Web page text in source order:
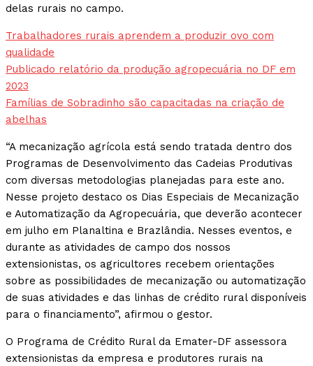
delas rurais no campo.
Trabalhadores rurais aprendem a produzir ovo com
qualidade
Publicado relatório da produção agropecuária no DF em
2023
Famílias de Sobradinho são capacitadas na criação de
abelhas
“A mecanização agrícola está sendo tratada dentro dos
Programas de Desenvolvimento das Cadeias Produtivas
com diversas metodologias planejadas para este ano.
Nesse projeto destaco os Dias Especiais de Mecanização
e Automatização da Agropecuária, que deverão acontecer
em julho em Planaltina e Brazlândia. Nesses eventos, e
durante as atividades de campo dos nossos
extensionistas, os agricultores recebem orientações
sobre as possibilidades de mecanização ou automatização
de suas atividades e das linhas de crédito rural disponíveis
para o financiamento”, afirmou o gestor.
O Programa de Crédito Rural da Emater-DF assessora
extensionistas da empresa e produtores rurais na